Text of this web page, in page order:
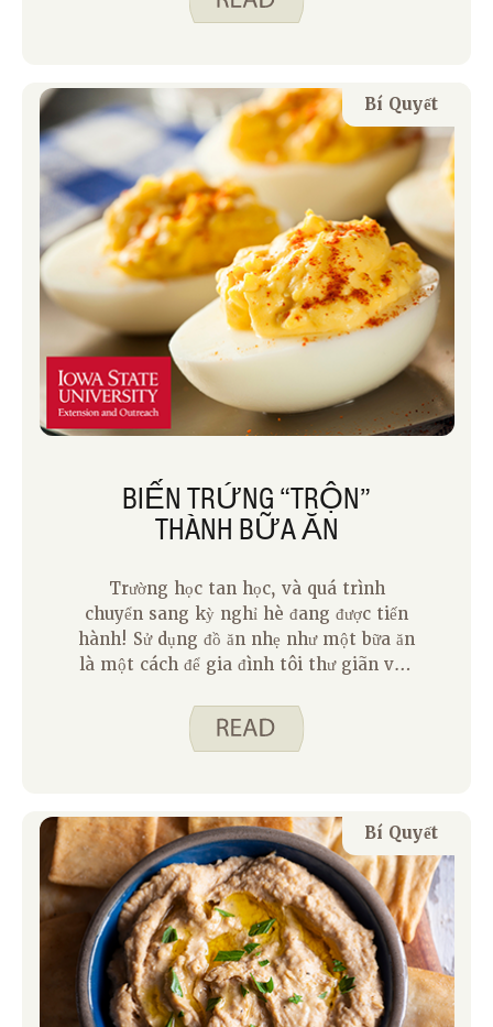
dàng tại nhà của chúng tôi. Tôi thường
chúng tôi có thể cắt chúng cho bữa ăn
khi chúng tôi không muốn nấu ăn hoặc
khi chúng tôi sắp hết thời gian.
Bí Quyết
BIẾN TRỨNG “TRỘN”
THÀNH BỮA ĂN
Trường học tan học, và quá trình
chuyển sang kỳ nghỉ hè đang được tiến
hành! Sử dụng đồ ăn nhẹ như một bữa ăn
là một cách để gia đình tôi thư giãn vào
chúng tôi đã chia sẻ các món ăn nhẹ yêu
thích của họ có thể tăng gấp đôi bữa ăn.
thời gian bên ngoài hơn là một chiến
thắng!
Bí Quyết